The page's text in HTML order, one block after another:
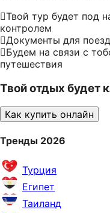
Твой тур будет под
контролем
Документы для
Будем на связи с
путешествия
Твой отдых будет
Как купить онлайн
Тренды 2026
Турция
Египет
Таиланд